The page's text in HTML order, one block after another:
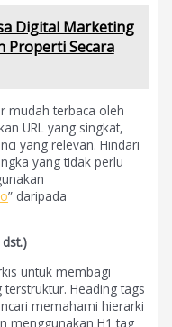
Digital Marketing
Properti Secara
mudah terbaca oleh
URL yang singkat,
yang relevan. Hindari
yang tidak perlu
” daripada
untuk membagi
Heading tags
memahami hierarki
menggunakan H1 tag